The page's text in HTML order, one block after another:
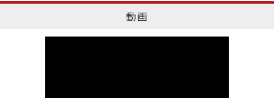
動画